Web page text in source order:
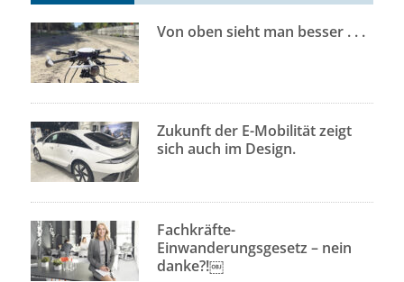
Von oben sieht man besser . . .
Zukunft der E-Mobilität zeigt
sich auch im Design.
Fachkräfte-
Einwanderungsgesetz – nein
danke?!￼